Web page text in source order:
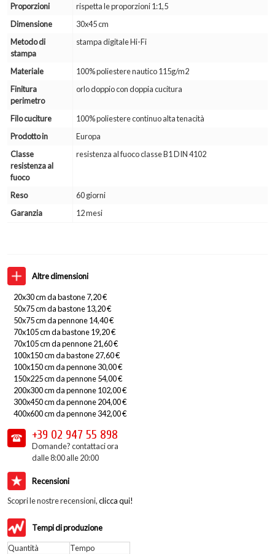
Altre dimensioni
20x30 cm da bastone 7,20 €
50x75 cm da bastone 13,20 €
50x75 cm da pennone 14,40 €
70x105 cm da bastone 19,20 €
70x105 cm da pennone 21,60 €
100x150 cm da bastone 27,60 €
100x150 cm da pennone 30,00 €
150x225 cm da pennone 54,00 €
200x300 cm da pennone 102,00 €
300x450 cm da pennone 204,00 €
400x600 cm da pennone 342,00 €
+39 02 947 55 898
Domande? contattaci ora
dalle 8:00 alle 20:00
Recensioni
Scopri le nostre recensioni,clicca qui!
Tempi di produzione
Quantità
Tempo
Proporzioni
rispetta le proporzioni 1:1,5
Dimensione
30x45 cm
Metodo di
stampa
stampa digitale Hi-Fi
Materiale
100% poliestere nautico 115g/m2
Finitura
perimetro
orlo doppio con doppia cucitura
Filo cuciture
100% poliestere continuo alta tenacità
Prodotto in
Europa
Classe
resistenza al
fuoco
resistenza al fuoco classe B1 DIN 4102
Reso
60 giorni
Garanzia
12 mesi